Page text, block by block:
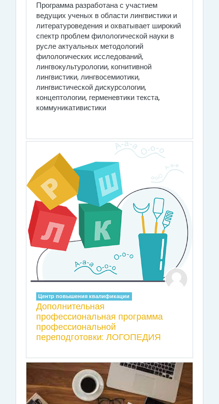
Программа разработана с участием
ведущих ученых в области лингвистики и
литературоведения и охватывает широкий
спектр проблем филологической науки в
русле актуальных методологий
филологических исследований,
лингвокультурологии, когнитивной
лингвистики, лингвосемиотики,
лингвистической дискурсологии,
концептологии, герменевтики текста,
коммуникативистики
Центр повышения квалификации
Дополнительная
профессиональная программа
профессиональной
переподготовки: ЛОГОПЕДИЯ